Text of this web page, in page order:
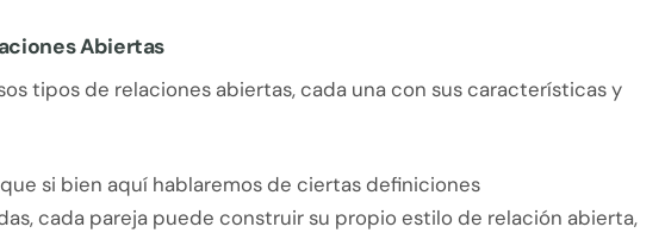
Abiertas
tipos de relaciones abiertas, cada una con sus características y
si bien aquí hablaremos de ciertas definiciones
cada pareja puede construir su propio estilo de relación abierta,